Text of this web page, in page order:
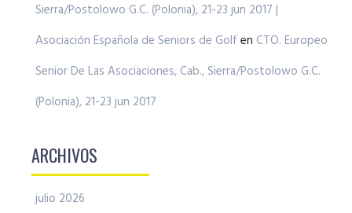
Sierra/Postolowo G.C. (Polonia), 21-23 jun 2017 |
Asociación Española de Seniors de Golf en CTO. Europeo
Senior De Las Asociaciones, Cab., Sierra/Postolowo G.C.
(Polonia), 21-23 jun 2017
ARCHIVOS
julio 2026